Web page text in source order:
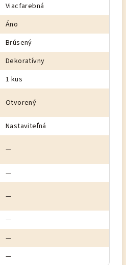
Viacfarebná
Áno
Brúsený
Dekoratívny
1 kus
Otvorený
Nastaviteľná
—
—
—
—
—
—